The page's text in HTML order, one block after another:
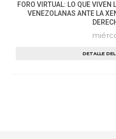
FORO VIRTUAL: LO QUE
VENEZOLANAS ANTE LA
DETALLE